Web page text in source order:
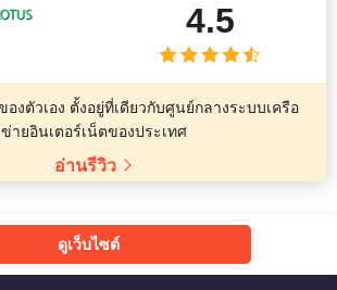
4.5
งตัวเอง ตั้งอยู่ที่เดียวกับศูนย์กลางระบบเครือ
ข่ายอินเตอร์เน็ตของประเทศ
อ่านรีวิว
ดูเว็บไซต์